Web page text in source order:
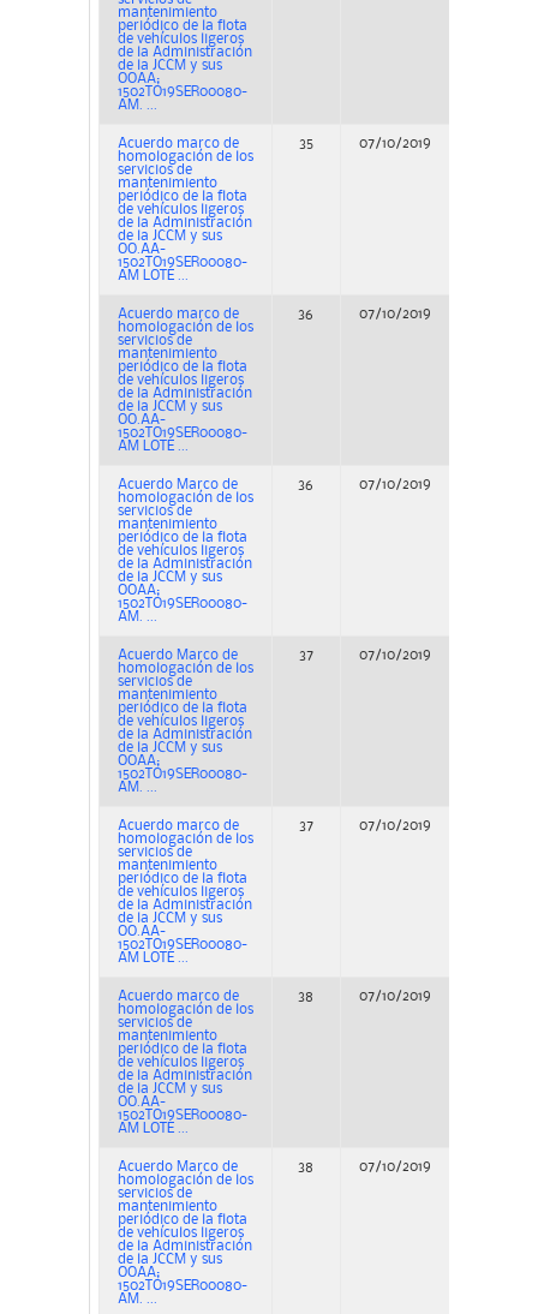
mantenimiento
periódico de la flota
de vehículos ligeros
de la Administración
de la JCCM y sus
OOAA;
1502TO19SER00080-
AM. ...
Acuerdo marco de
homologación de los
servicios de
mantenimiento
periódico de la flota
de vehículos ligeros
de la Administración
de la JCCM y sus
OO.AA-
1502TO19SER00080-
AM LOTE ...
35 07/10/2019
Acuerdo marco de
homologación de los
servicios de
mantenimiento
periódico de la flota
de vehículos ligeros
de la Administración
de la JCCM y sus
OO.AA-
1502TO19SER00080-
AM LOTE ...
36 07/10/2019
Acuerdo Marco de
homologación de los
servicios de
mantenimiento
periódico de la flota
de vehículos ligeros
de la Administración
de la JCCM y sus
OOAA;
1502TO19SER00080-
AM. ...
36 07/10/2019
Acuerdo Marco de
homologación de los
servicios de
mantenimiento
periódico de la flota
de vehículos ligeros
de la Administración
de la JCCM y sus
OOAA;
1502TO19SER00080-
AM. ...
37 07/10/2019
Acuerdo marco de
homologación de los
servicios de
mantenimiento
periódico de la flota
de vehículos ligeros
de la Administración
de la JCCM y sus
OO.AA-
1502TO19SER00080-
AM LOTE ...
37 07/10/2019
Acuerdo marco de
homologación de los
servicios de
mantenimiento
periódico de la flota
de vehículos ligeros
de la Administración
de la JCCM y sus
OO.AA-
1502TO19SER00080-
AM LOTE ...
38 07/10/2019
Acuerdo Marco de
homologación de los
servicios de
mantenimiento
periódico de la flota
de vehículos ligeros
de la Administración
de la JCCM y sus
OOAA;
1502TO19SER00080-
AM. ...
38 07/10/2019